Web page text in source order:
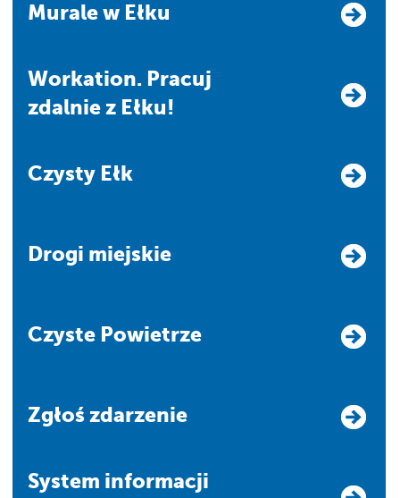
Murale w Ełku
Workation. Pracuj
zdalnie z Ełku!
Czysty Ełk
Drogi miejskie
Czyste Powietrze
Zgłoś zdarzenie
system informacji